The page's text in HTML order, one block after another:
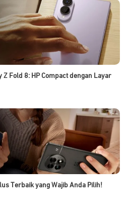
Fold 8: HP Compact dengan Layar
Terbaik yang Wajib Anda Pilih!